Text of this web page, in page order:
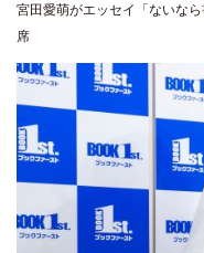
宮田愛萌がエッセイ「ないな
席